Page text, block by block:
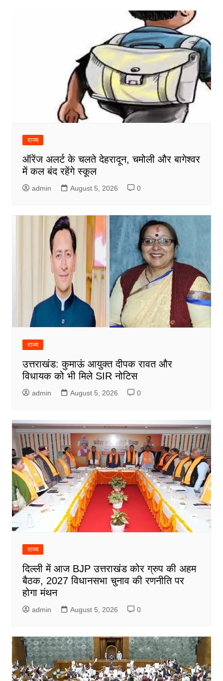
राज्य
ऑरेंज अलर्ट के चलते देहरादून, चमोली और बागेश्वर
में कल बंद रहेंगे स्कूल
admin August 5, 2026 0
राज्य
उत्तराखंड: कुमाऊं आयुक्त दीपक रावत और
विधायक को भी मिले SIR नोटिस
admin August 5, 2026 0
राज्य
दिल्ली में आज BJP उत्तराखंड कोर ग्रुप की अहम
बैठक, 2027 विधानसभा चुनाव की रणनीति पर
होगा मंथन
admin August 5, 2026 0